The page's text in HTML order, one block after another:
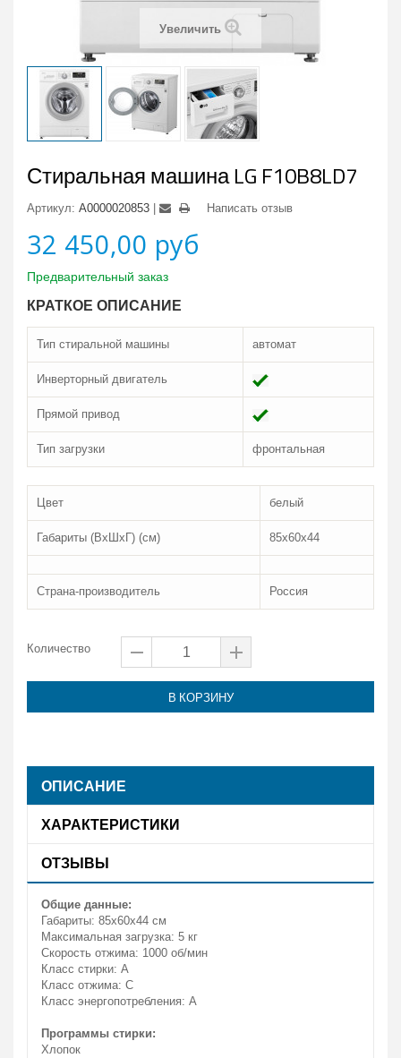
Увеличить
Стиральная машина LG F10B8LD7
Артикул: А0000020853 Написать отзыв
32 450,00 руб
Предварительный заказ
КРАТКОЕ ОПИСАНИЕ
Тип стиральной машины автомат
Инверторный двигатель
Прямой привод
Тип загрузки фронтальная
Цвет белый
Габариты (ВxШxГ) (см) 85x60x44
Страна-производитель Россия
Количество
В КОРЗИНУ
ОПИСАНИЕ
ХАРАКТЕРИСТИКИ
ОТЗЫВЫ
Общие данные:
Габариты: 85х60х44 см
Максимальная загрузка: 5 кг
Скорость отжима: 1000 об/мин
Класс стирки: A
Класс отжима: C
Класс энергопотребления: А
Программы стирки:
Хлопок